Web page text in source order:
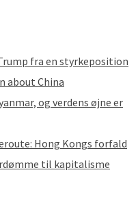
fra en styrkeposition
about China
og verdens øjne er
Hong Kongs forfald
til kapitalisme